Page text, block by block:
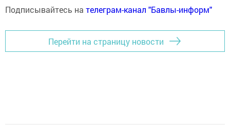
Подписывайтесь на телеграм-канал "Бавлы-информ"
Перейти на страницу новости